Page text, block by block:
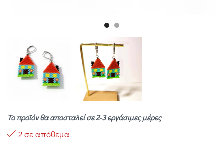
Το προϊόν θα αποσταλεί σε 2-3 εργάσιμες μέρες
2 σε απόθεμα